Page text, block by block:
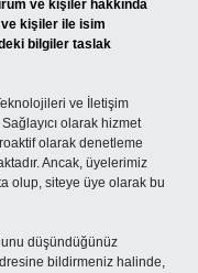
ve kişiler hakkında
ve kişiler ile isim
bilgiler taslak
ve İletişim
olarak hizmet
olarak denetleme
Ancak, üyelerimiz
olup, siteye üye olarak bu
düşündüğünüz
bildirmeniz halinde,